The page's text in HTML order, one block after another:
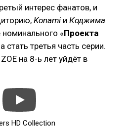
интерес фанатов, и
Konami и Коджима
«Проекта
стать третья часть серии.
на 8-ь лет уйдёт в
HD Collection